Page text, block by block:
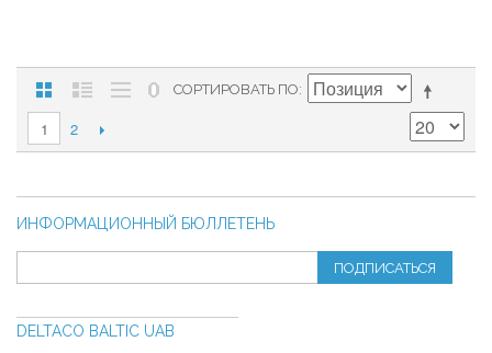
СОРТИРОВАТЬ ПО
1 2
ИНФОРМАЦИОННЫЙ БЮЛЛЕТЕНЬ
ПОДПИСАТЬСЯ
DELTACO BALTIC UAB